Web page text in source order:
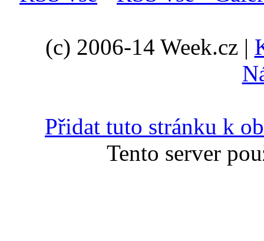
(c) 2006-14 Week.cz |
Přidat tuto stránku k
Tento server